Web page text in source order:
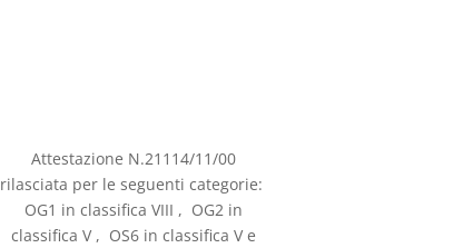
Attestazione N.21114/11/00
rilasciata per le seguenti categorie:
OG1 in classifica VIII , OG2 in
classifica V , OS6 in classifica V e